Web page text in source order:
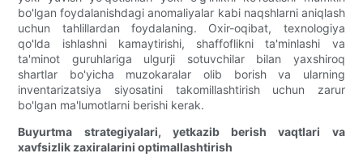
bo'lgan foydalanishdagi anomaliyalar kabi naqshlarni aniqlash
uchun tahlillardan foydalaning. Oxir-oqibat, texnologiya
qo'lda ishlashni kamaytirishi, shaffoflikni ta'minlashi va
ta'minot guruhlariga ulgurji sotuvchilar bilan yaxshiroq
shartlar bo'yicha muzokaralar olib borish va ularning
inventarizatsiya siyosatini takomillashtirish uchun zarur
bo'lgan ma'lumotlarni berishi kerak.
Buyurtma strategiyalari, yetkazib berish vaqtlari va
xavfsizlik zaxiralarini optimallashtirish